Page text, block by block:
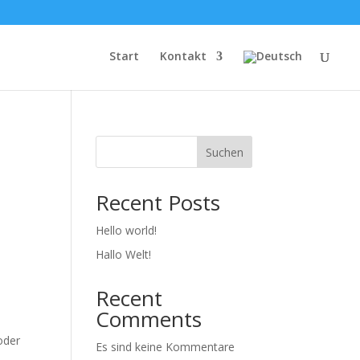
Start Kontakt
Suchen
Recent Posts
Hello world!
Hallo Welt!
Recent
Comments
Es sind keine Kommentare